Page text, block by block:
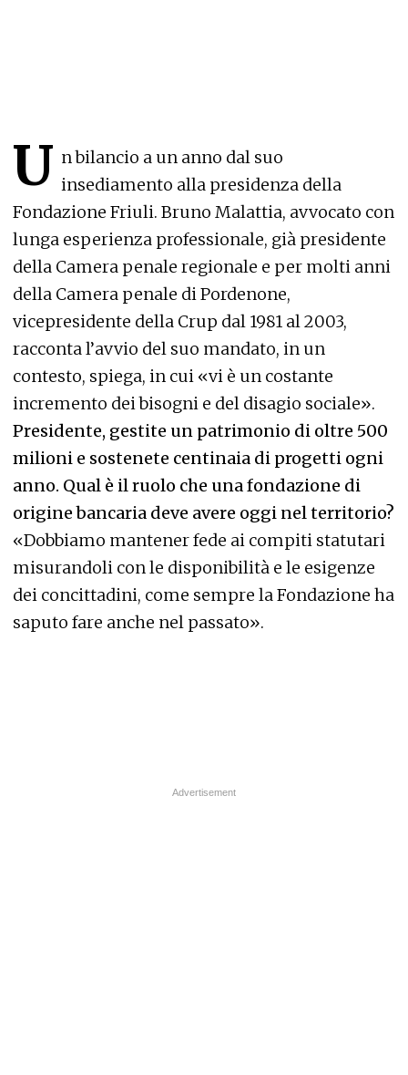
U n bilancio a un anno dal suo
insediamento alla presidenza della
Fondazione Friuli. Bruno Malattia, avvocato con
lunga esperienza professionale, già presidente
della Camera penale regionale e per molti anni
della Camera penale di Pordenone,
vicepresidente della Crup dal 1981 al 2003,
racconta l’avvio del suo mandato, in un
contesto, spiega, in cui «vi è un costante
incremento dei bisogni e del disagio sociale».
Presidente, gestite un patrimonio di oltre 500
milioni e sostenete centinaia di progetti ogni
anno. Qual è il ruolo che una fondazione di
origine bancaria deve avere oggi nel territorio?
«Dobbiamo mantener fede ai compiti statutari
misurandoli con le disponibilità e le esigenze
dei concittadini, come sempre la Fondazione ha
saputo fare anche nel passato».